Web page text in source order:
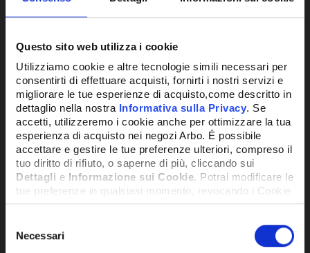
Questo sito web utilizza i cookie
Utilizziamo cookie e altre tecnologie simili necessari per
consentirti di effettuare acquisti, fornirti i nostri servizi e
migliorare le tue esperienze di acquisto,come descritto in
dettaglio nella nostra Informativa sulla Privacy. Se
accetti, utilizzeremo i cookie anche per ottimizzare la tua
esperienza di acquisto nei negozi Arbo. É possibile
accettare e gestire le tue preferenze ulteriori, compreso il
tuo diritto di rifiuto, o saperne di più, cliccando sui
Dettagli e Informazione sui Cookie. Potrai modificare le
tue preferenze in qualsiasi momento, revocando i Cookie
precedentemente autorizzati, direttamente dalle
delNecessari
SKU:TST12M
SOLARI 4 IN 2 OUT - TST12M
533,52€
PRODOTTO IN RIASSORTIMENTO